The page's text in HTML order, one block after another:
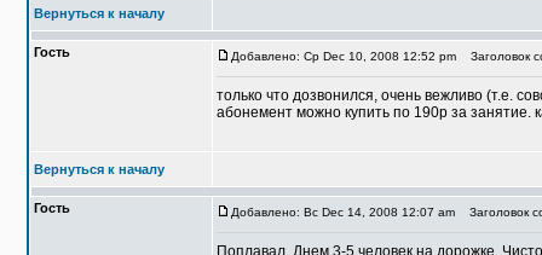
Вернуться к началу
Гость Добавлено: Ср Dec 10, 2008 12:52 pm Заголовок
только что дозвонился, очень вежливо (т.е.
абонемент можно купить по 190р за занятие.
Вернуться к началу
Гость Добавлено: Вс Dec 14, 2008 12:07 am Заголовок
Поплавал. Днем 3-5 человек на дорожке.